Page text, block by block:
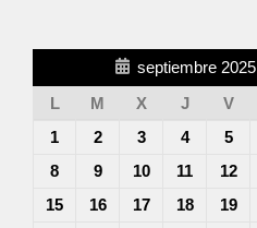
septiembre 2025
L
M X J V
1
2 3 4 5
8
9 10 11 12
15
16 17 18 19